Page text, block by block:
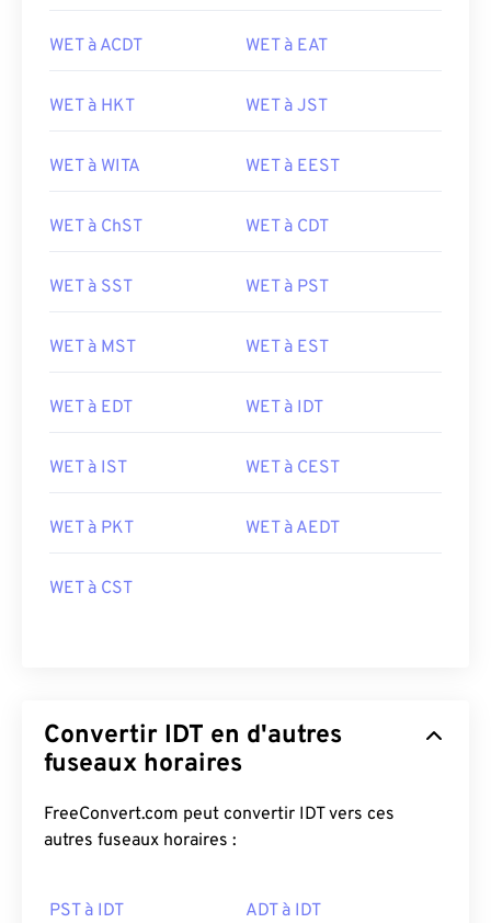
WET à ACDT WET à EAT
WET à HKT WET à JST
WET à WITA WET à EEST
WET à ChST WET à CDT
WET à SST WET à PST
WET à MST WET à EST
WET à EDT WET à IDT
WET à IST WET à CEST
WET à PKT WET à AEDT
WET à CST
Convertir IDT en d'autres
fuseaux horaires
FreeConvert.com peut convertir IDT vers ces
autres fuseaux horaires :
PST à IDT ADT à IDT